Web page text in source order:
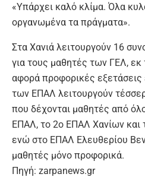
«Υπάρχει καλό κλίμα. Όλα
οργανωμένα τα πράγματα».
Στα Χανιά λειτουργούν 16
για τους μαθητές των ΓΕΛ,
αφορά προφορικές
των ΕΠΑΛ λειτουργούν
που δέχονται μαθητές από
ΕΠΑΛ, το 2ο ΕΠΑΛ Χανίων
ενώ στο ΕΠΑΛ Ελευθερίου
μαθητές μόνο προφορικά.
Πηγή: zarpanews.gr